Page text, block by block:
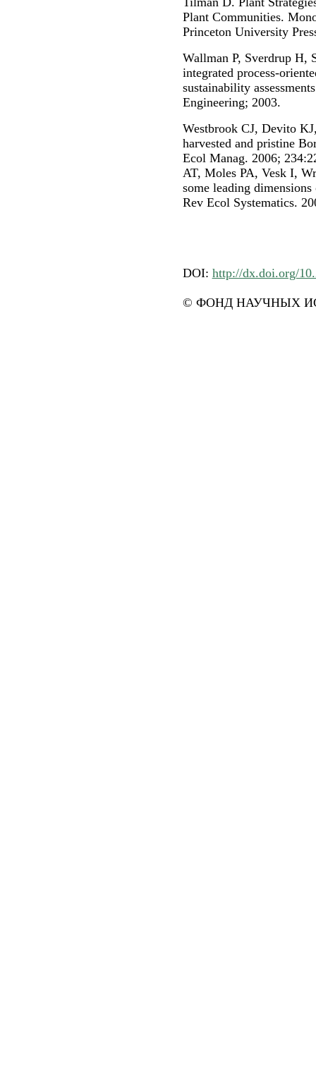
Plant Communities.
Princeton University
Wallman P, Sverdrup H,
integrated process-
sustainability
Engineering; 2003.
Westbrook CJ, Devito
harvested and pristine
Ecol Manag. 2006;
AT, Moles PA, Vesk I,
some leading
Rev Ecol Systematics.
DOI: http://dx.doi.org/
© ФОНД НАУЧНЫХ